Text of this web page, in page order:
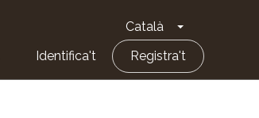
Català Toggle
Identifica't Registra't